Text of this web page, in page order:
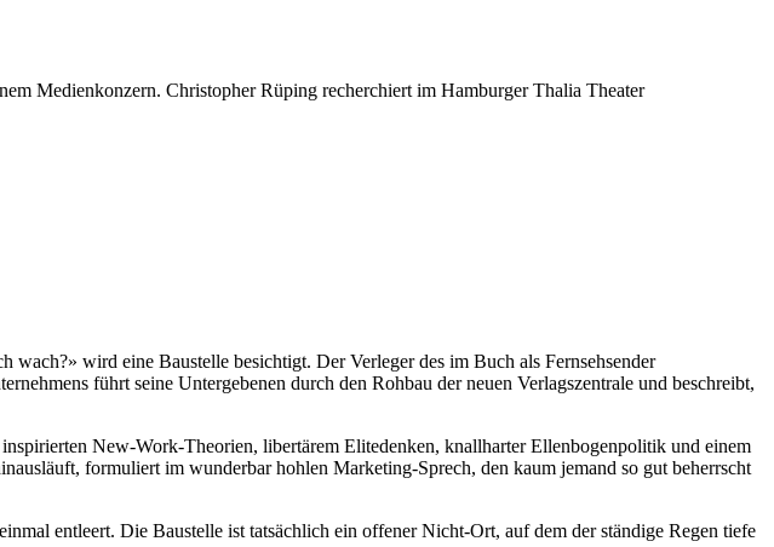
Medienkonzern. Christopher Rüping recherchiert im Hamburger Thalia Theater
wird eine Baustelle besichtigt. Der Verleger des im Buch als Fernsehsender
führt seine Untergebenen durch den Rohbau der neuen Verlagszentrale und beschreibt,
New-Work-Theorien, libertärem Elitedenken, knallharter Ellenbogenpolitik und einem
formuliert im wunderbar hohlen Marketing-Sprech, den kaum jemand so gut beherrscht
entleert. Die Baustelle ist tatsächlich ein offener Nicht-Ort, auf dem der ständige Regen tiefe